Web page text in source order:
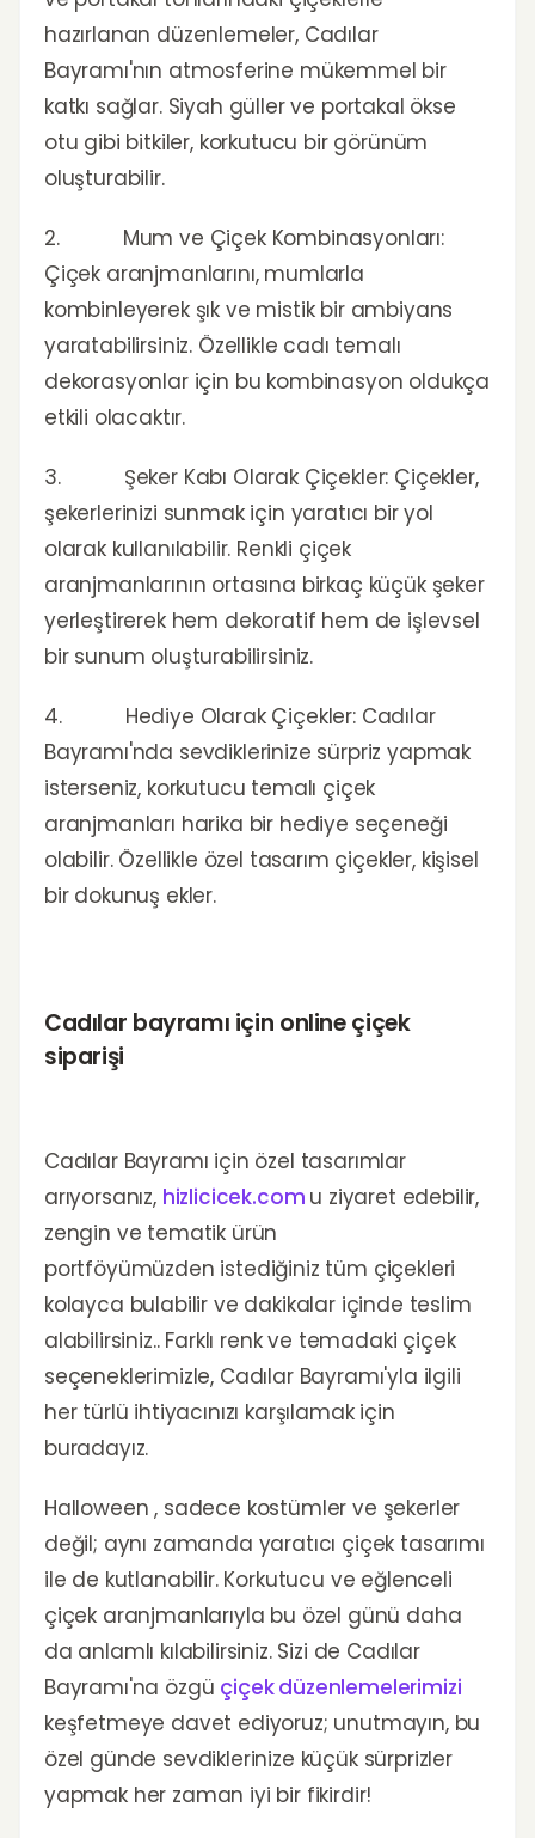
hazırlanan düzenlemeler, Cadılar
Bayramı'nın atmosferine mükemmel bir
katkı sağlar. Siyah güller ve portakal ökse
otu gibi bitkiler, korkutucu bir görünüm
oluşturabilir.
2. Mum ve Çiçek Kombinasyonları:
Çiçek aranjmanlarını, mumlarla
kombinleyerek şık ve mistik bir ambiyans
yaratabilirsiniz. Özellikle cadı temalı
dekorasyonlar için bu kombinasyon oldukça
etkili olacaktır.
3. Şeker Kabı Olarak Çiçekler: Çiçekler,
şekerlerinizi sunmak için yaratıcı bir yol
olarak kullanılabilir. Renkli çiçek
aranjmanlarının ortasına birkaç küçük şeker
yerleştirerek hem dekoratif hem de işlevsel
bir sunum oluşturabilirsiniz.
4. Hediye Olarak Çiçekler: Cadılar
Bayramı'nda sevdiklerinize sürpriz yapmak
isterseniz, korkutucu temalı çiçek
aranjmanları harika bir hediye seçeneği
olabilir. Özellikle özel tasarım çiçekler, kişisel
bir dokunuş ekler.
Cadılar bayramı için online çiçek
siparişi
Cadılar Bayramı için özel tasarımlar
arıyorsanız, hizlicicek.com u ziyaret edebilir,
zengin ve tematik ürün
portföyümüzden istediğiniz tüm çiçekleri
kolayca bulabilir ve dakikalar içinde teslim
alabilirsiniz.. Farklı renk ve temadaki çiçek
seçeneklerimizle, Cadılar Bayramı'yla ilgili
her türlü ihtiyacınızı karşılamak için
buradayız.
Halloween , sadece kostümler ve şekerler
değil; aynı zamanda yaratıcı çiçek tasarımı
ile de kutlanabilir. Korkutucu ve eğlenceli
çiçek aranjmanlarıyla bu özel günü daha
da anlamlı kılabilirsiniz. Sizi de Cadılar
Bayramı'na özgü çiçek düzenlemelerimizi
keşfetmeye davet ediyoruz; unutmayın, bu
özel günde sevdiklerinize küçük sürprizler
yapmak her zaman iyi bir fikirdir!